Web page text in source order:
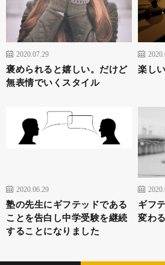
2020.07.29
褒められると嬉しい。だけど
無表情でいくスタイル
楽し
2020.06.29
塾の先生にギフテッドである
ことを告白し中学受験を継続
することになりました
ギフ
変わる